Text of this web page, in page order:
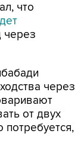
что
через
через
от двух
потребуется,